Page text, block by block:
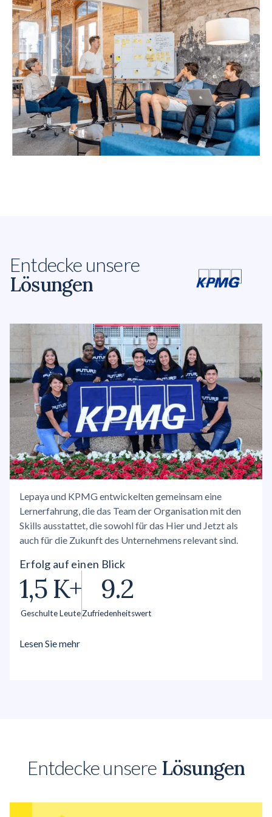
Entdecke unsere
Lösungen
Lepaya und KPMG entwickelten gemeinsam eine
Lernerfahrung, die das Team der Organisation mit den
Skills ausstattet, die sowohl für das Hier und Jetzt als
auch für die Zukunft des Unternehmens relevant sind.
Erfolg auf einen Blick
1,5 K+
Geschulte Leute
9.2
Zufriedenheitswert
Lesen Sie mehr
Entdecke unsere Lösungen